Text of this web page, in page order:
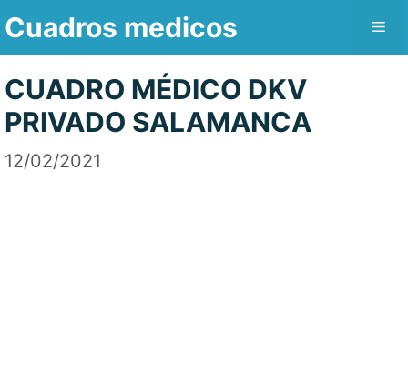
Saltar
contenido
Cuadros medicos
CUADRO MÉDICO DKV
PRIVADO SALAMANCA
12/02/2021